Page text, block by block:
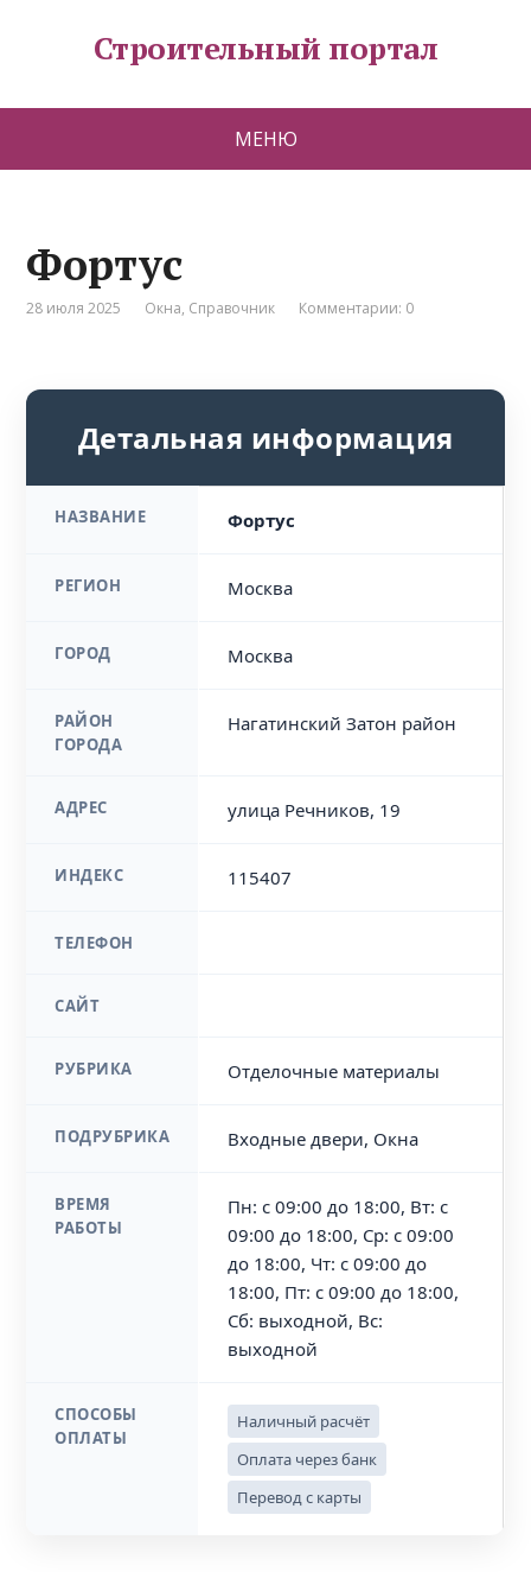
Строительный портал
МЕНЮ
Фортус
28 июля 2025 Окна, Справочник Комментарии: 0
Детальная информация
НАЗВАНИЕ Фортус
РЕГИОН Москва
ГОРОД Москва
РАЙОН
ГОРОДА
Нагатинский Затон район
АДРЕС улица Речников, 19
ИНДЕКС 115407
ТЕЛЕФОН
САЙТ
РУБРИКА Отделочные материалы
ПОДРУБРИКА Входные двери, Окна
ВРЕМЯ
РАБОТЫ
Пн: с 09:00 до 18:00, Вт: с
09:00 до 18:00, Ср: с 09:00
до 18:00, Чт: с 09:00 до
18:00, Пт: с 09:00 до 18:00,
Сб: выходной, Вс:
выходной
СПОСОБЫ
ОПЛАТЫ
Наличный расчёт
Оплата через банк
Перевод с карты